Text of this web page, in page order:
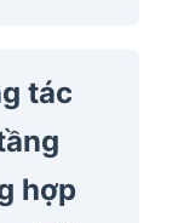
tác
hợp